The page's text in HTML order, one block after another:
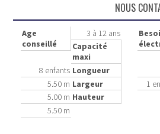
NOUS
Age
conseillé
3 à 12 ans
Capacité
maxi
8 enfants Longueur
5.50 m Largeur
5.00 m Hauteur
5.50 m
1